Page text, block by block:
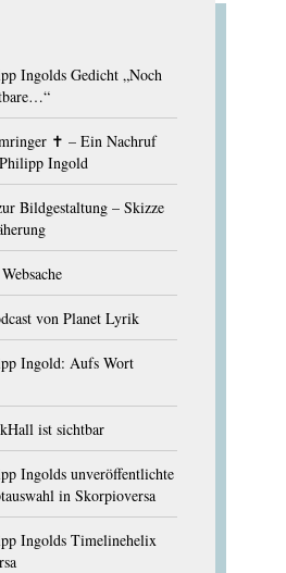
Ingolds Gedicht „Noch
✝︎ – Ein Nachruf
Ingold
Bildgestaltung – Skizze
von Planet Lyrik
Ingold: Aufs Wort
ist sichtbar
Ingolds unveröffentlichte
in Skorpioversa
Ingolds Timelinehelix